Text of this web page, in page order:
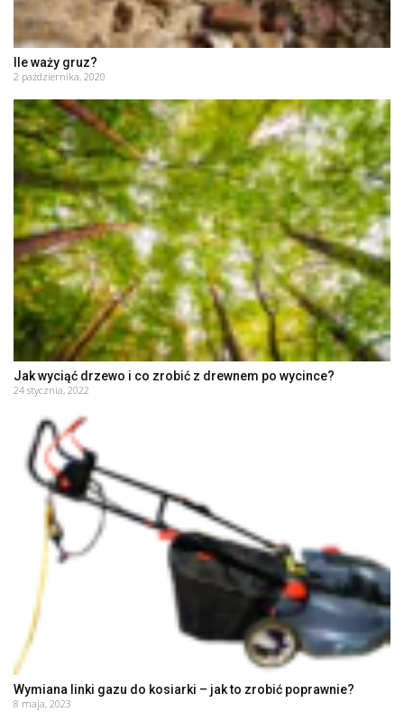
Ile waży gruz?
2 października, 2020
Jak wyciąć drzewo i co zrobić z drewnem po wycince?
24 stycznia, 2022
Wymiana linki gazu do kosiarki – jak to zrobić poprawnie?
8 maja, 2023